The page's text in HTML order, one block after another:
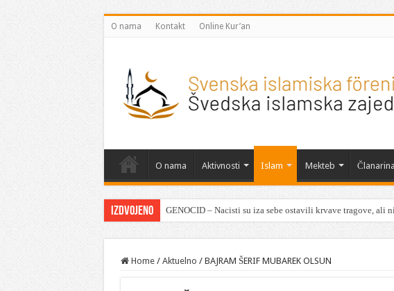
O nama Kontakt Online Kur’an
O nama Aktivnosti Islam Mekteb Članarina
Izdvojeno GENOCID – Nacisti su iza sebe ostavili krvave tragove, ali
Home / Aktuelno / BAJRAM ŠERIF MUBAREK OLSUN